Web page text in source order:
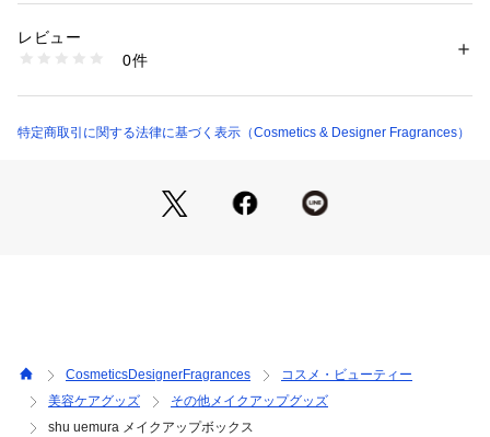
ップグッズ
1095300000031
レビュー
0件
特定商取引に関する法律に基づく表示（Cosmetics & Designer Fragrances）
CosmeticsDesignerFragrances
コスメ・ビューティー
美容ケアグッズ
その他メイクアップグッズ
shu uemura メイクアップボックス